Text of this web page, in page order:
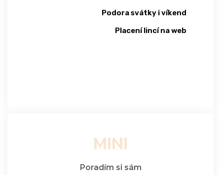
Podora svátky i víkend
Placení lincí na web
MINI
Poradím si sám